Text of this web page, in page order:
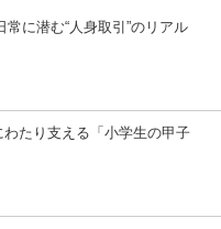
に潜む“人身取引”のリアル
たり支える「小学生の甲子